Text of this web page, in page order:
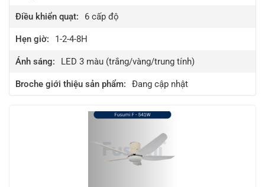
Điều khiển quạt: 6 cấp độ
Hẹn giờ: 1-2-4-8H
Ánh sáng: LED 3 màu (trắng/vàng/trung tính)
Broche giới thiệu sản phẩm: Đang cập nhật